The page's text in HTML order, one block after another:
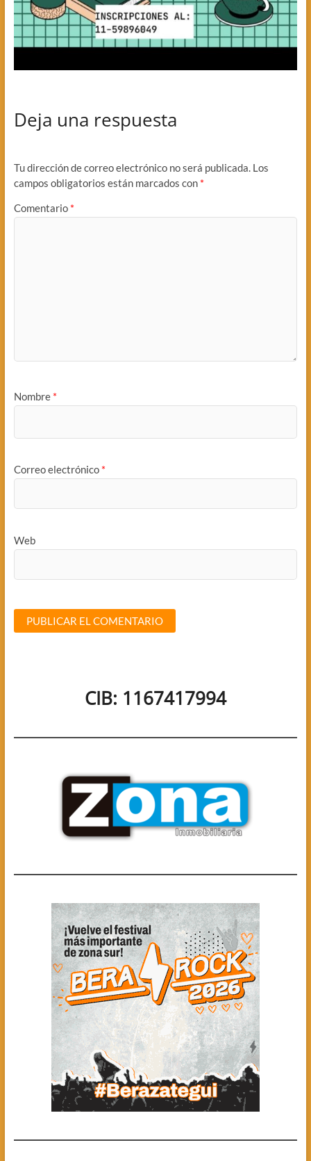
Deja una respuesta
Tu dirección de correo electrónico no será publicada. Los
campos obligatorios están marcados con *
Comentario *
Nombre *
Correo electrónico *
Web
CIB: 1167417994